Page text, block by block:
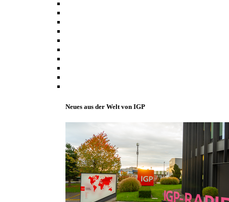
Neues aus der Welt von IGP